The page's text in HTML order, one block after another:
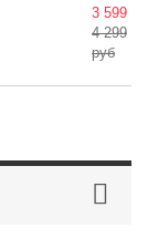
3 599
4 299
руб